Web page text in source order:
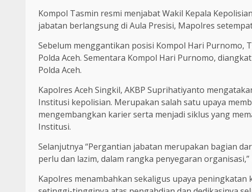
Kompol Tasmin resmi menjabat Wakil Kepala
jabatan berlangsung di Aula Presisi, Mapolres
Sebelum menggantikan posisi Kompol Hari Purnomo,
Polda Aceh. Sementara Kompol Hari Purnomo,
Polda Aceh.
Kapolres Aceh Singkil, AKBP Suprihatiyanto
Institusi kepolisian. Merupakan salah satu upaya
mengembangkan karier serta menjadi siklus yang
Institusi.
Selanjutnya “Pergantian jabatan merupakan bagian
perlu dan lazim, dalam rangka penyegaran
Kapolres menambahkan sekaligus upaya